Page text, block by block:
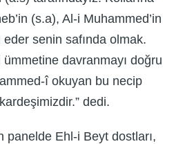
(s.a), Al-i Muhammed’in
eder senin safında olmak.
ümmetine davranmayı doğru
î okuyan bu necip
dedi.
panelde Ehl-i Beyt dostları,